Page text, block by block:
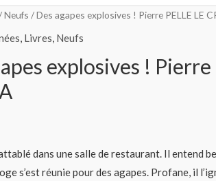
Neufs / Des agapes explosives ! Pierre PELLE LE
, Livres, Neufs
explosives ! Pierre
dans une salle de restaurant. Il entend
s’est réunie pour des agapes. Profane, il